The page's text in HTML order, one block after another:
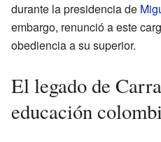
durante la presidencia de
embargo, renunció a este
obediencia a su superior.
El legado de
educación